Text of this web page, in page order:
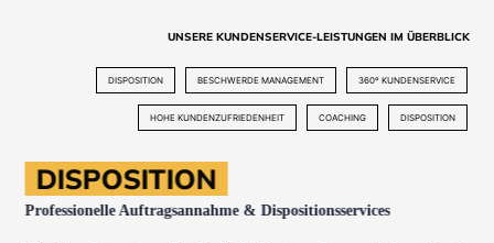
UNSERE KUNDENSERVICE-LEISTUNGEN IM ÜBERBLICK
DISPOSITION BESCHWERDE MANAGEMENT 360º KUNDENSERVICE
HOHE KUNDENZUFRIEDENHEIT COACHING DISPOSITION
DISPOSITION
Professionelle Auftragsannahme & Dispositionsservices